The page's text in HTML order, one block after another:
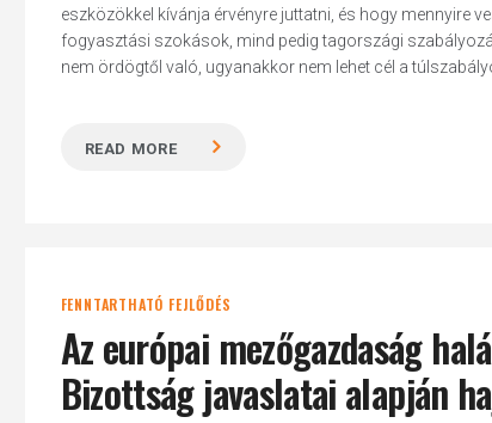
eszközökkel kívánja érvényre juttatni, és hogy mennyire
fogyasztási szokások, mind pedig tagországi
nem ördögtől való, ugyanakkor nem lehet cél a
READ MORE
FENNTARTHATÓ FEJLŐDÉS
Az európai mezőgazdaság
Bizottság javaslatai alapján